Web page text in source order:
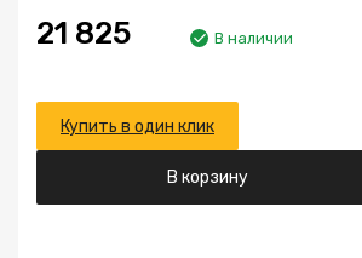
21 825 В наличии
Купить в один клик
В корзину